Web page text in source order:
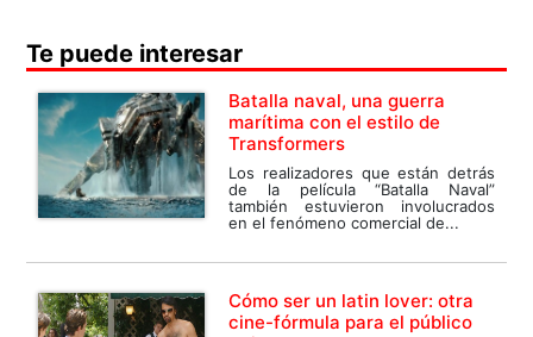
Te puede interesar
Batalla naval, una guerra
marítima con el estilo de
Transformers
Los realizadores que están detrás
de la película “Batalla Naval”
también estuvieron involucrados
en el fenómeno comercial de...
Cómo ser un latin lover: otra
cine-fórmula para el público